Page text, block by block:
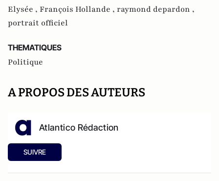
Elysée , François Hollande , raymond depardon ,
portrait officiel
THEMATIQUES
Politique
A PROPOS DES AUTEURS
Atlantico Rédaction
SUIVRE